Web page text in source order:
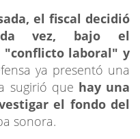
el fiscal decidió
vez, bajo el
"conflicto laboral" y
ya presentó una
sugirió que hay una
el fondo del
sonora.